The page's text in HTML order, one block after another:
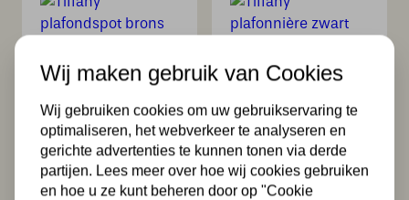
Tiffany
plafondspot
brons met Blue
Lotus
137,00
Tiffany
plafonnière zwart
met Blue Lotus
138,00
Wij maken gebruik van Cookies
Wij gebruiken cookies om uw gebruikservaring te
optimaliseren, het webverkeer te analyseren en
gerichte advertenties te kunnen tonen via derde
partijen. Lees meer over hoe wij cookies gebruiken
en hoe u ze kunt beheren door op "Cookie